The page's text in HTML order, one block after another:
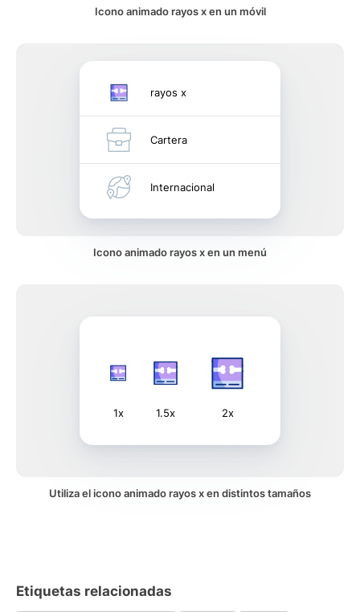
Icono animado rayos x en un móvil
rayos x
Cartera
Internacional
Icono animado rayos x en un menú
1x 1.5x 2x
Utiliza el icono animado rayos x en distintos tamaños
Etiquetas relacionadas